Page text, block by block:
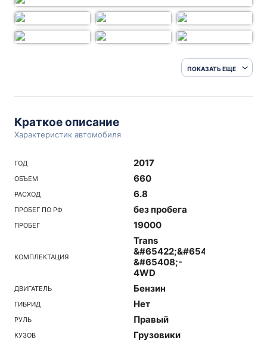
ПОКАЗАТЬ ЕЩЕ
Краткое описание
Характеристик автомобиля
ГОД 2017
ОБЪЕМ 660
РАСХОД 6.8
ПРОБЕГ ПО РФ без пробега
ПРОБЕГ 19000
КОМПЛЕКТАЦИЯ
Trans
&#65422;&#65439;-
&#65408;-
4WD
ДВИГАТЕЛЬ Бензин
ГИБРИД Нет
РУЛЬ Правый
КУЗОВ Грузовики